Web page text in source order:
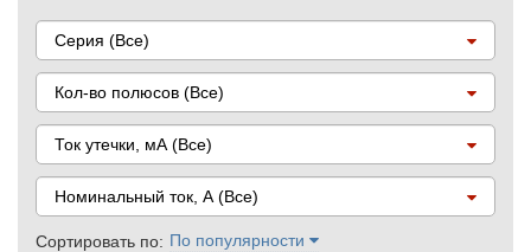
Серия (Все)
Кол-во полюсов (Все)
Ток утечки, мА (Все)
Номинальный ток, А (Все)
Сортировать по: По популярности